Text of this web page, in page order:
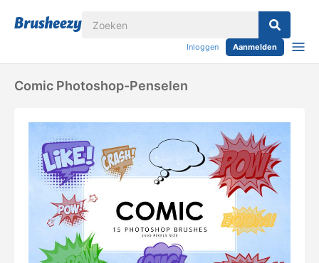
Inloggen Aanmelden
Comic Photoshop-Penselen